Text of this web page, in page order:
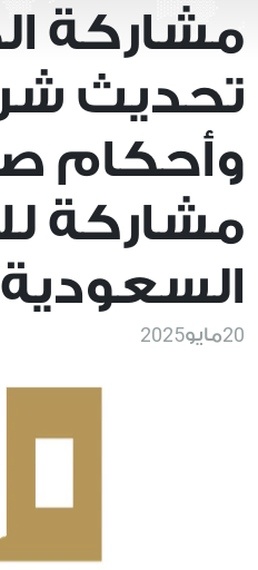
مشاركة
تحديث
وأحكام
مشاركة
السعودية
20مايو2025